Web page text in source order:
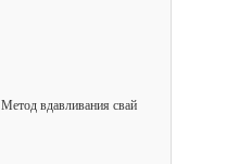
Метод вдавливания свай